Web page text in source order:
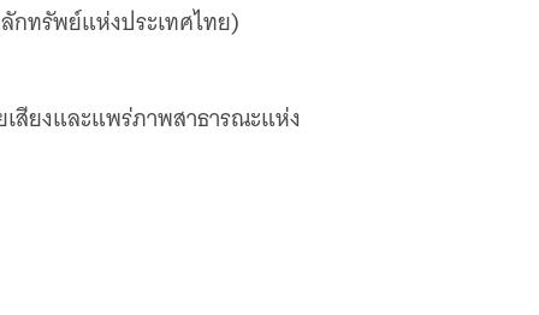
ทรัพย์แห่งประเทศไทย)
สียงและแพร่ภาพสาธารณะแห่ง